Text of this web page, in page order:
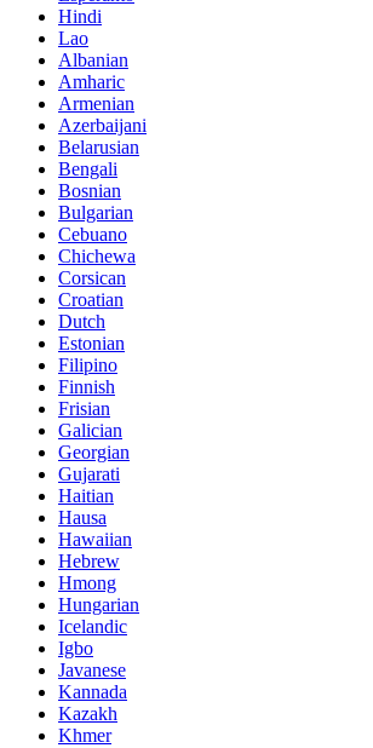
Hindi
Lao
Albanian
Amharic
Armenian
Azerbaijani
Belarusian
Bengali
Bosnian
Bulgarian
Cebuano
Chichewa
Corsican
Croatian
Dutch
Estonian
Filipino
Finnish
Frisian
Galician
Georgian
Gujarati
Haitian
Hausa
Hawaiian
Hebrew
Hmong
Hungarian
Icelandic
Igbo
Javanese
Kannada
Kazakh
Khmer